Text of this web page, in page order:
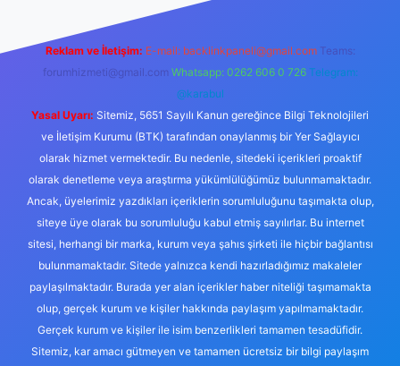
Reklam ve İletişim: E-mail: backlinkpaneli@gmail.com Teams:
forumhizmeti@gmail.com Whatsapp: 0262 606 0 726 Telegram:
@karabul
Yasal Uyarı: Sitemiz, 5651 Sayılı Kanun gereğince Bilgi Teknolojileri
ve İletişim Kurumu (BTK) tarafından onaylanmış bir Yer Sağlayıcı
olarak hizmet vermektedir. Bu nedenle, sitedeki içerikleri proaktif
olarak denetleme veya araştırma yükümlülüğümüz bulunmamaktadır.
Ancak, üyelerimiz yazdıkları içeriklerin sorumluluğunu taşımakta olup,
siteye üye olarak bu sorumluluğu kabul etmiş sayılırlar. Bu internet
sitesi, herhangi bir marka, kurum veya şahıs şirketi ile hiçbir bağlantısı
bulunmamaktadır. Sitede yalnızca kendi hazırladığımız makaleler
paylaşılmaktadır. Burada yer alan içerikler haber niteliği taşımamakta
olup, gerçek kurum ve kişiler hakkında paylaşım yapılmamaktadır.
Gerçek kurum ve kişiler ile isim benzerlikleri tamamen tesadüfidir.
Sitemiz, kar amacı gütmeyen ve tamamen ücretsiz bir bilgi paylaşım